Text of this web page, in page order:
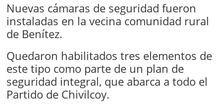
Nuevas cámaras de seguridad fueron
instaladas en la vecina comunidad rural
de Benítez.
Quedaron habilitados tres elementos de
este tipo como parte de un plan de
seguridad integral, que abarca a todo el
Partido de Chivilcoy.